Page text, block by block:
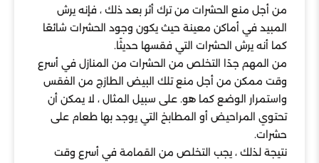
من أجل منع الحشرات من ترك أثر بعد ذلك ، فإنه يرش
المبيد في أماكن معينة حيث يكون وجود الحشرات شائعًا
كما أنه يرش الحشرات التي فقسها حديثًا.
من المهم جدًا التخلص من الحشرات من المنازل في أسرع
وقت ممكن من أجل منع تلك البيض الطازج من الفقس
واستمرار الوضع كما هو. على سبيل المثال ، لا يمكن أن
تحتوي المراحيض أو المطابخ التي يوجد بها طعام على
حشرات.
نتيجة لذلك ، يجب التخلص من القمامة في أسرع وقت